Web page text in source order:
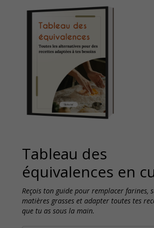
Tableau des
équivalences en
Reçois ton guide pour remplacer farines,
matières grasses et adapter toutes tes
que tu as sous la main.